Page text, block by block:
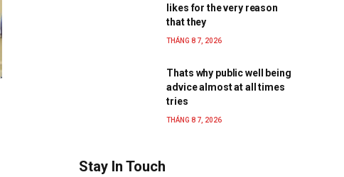
likes for the very reason
that they
THÁNG 8 7, 2026
Thats why public well being
advice almost at all times
tries
THÁNG 8 7, 2026
Stay In Touch